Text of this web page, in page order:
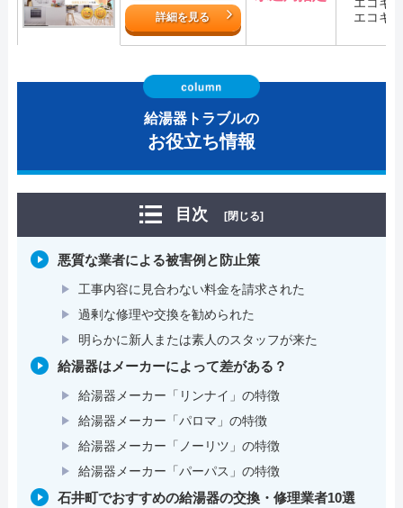
詳細を見る
エコキ
給湯器トラブルの
お役立ち情報
目次 [閉じる]
悪質な業者による被害例と防止策
工事内容に見合わない料金を請求された
過剰な修理や交換を勧められた
明らかに新人または素人のスタッフが来た
給湯器はメーカーによって差がある？
給湯器メーカー「リンナイ」の特徴
給湯器メーカー「パロマ」の特徴
給湯器メーカー「ノーリツ」の特徴
給湯器メーカー「パーパス」の特徴
石井町でおすすめの給湯器の交換・修理業者10選